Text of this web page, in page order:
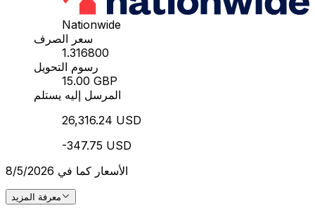
Nationwide
سعر الصرف
1.316800
رسوم التحويل
15.00 GBP
المرسل إليه يستلم
26,316.24 USD
-347.75 USD
الأسعار كما في 8/5/2026
معرفة المزيد